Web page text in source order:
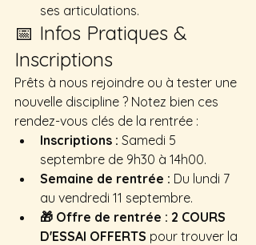
ses articulations.
📅 Infos Pratiques &
Inscriptions
Prêts à nous rejoindre ou à tester une
nouvelle discipline ? Notez bien ces
rendez-vous clés de la rentrée :
Inscriptions : Samedi 5
septembre de 9h30 à 14h00.
Semaine de rentrée : Du lundi 7
au vendredi 11 septembre.
🎁 Offre de rentrée : 2 COURS
D'ESSAI OFFERTS pour trouver la